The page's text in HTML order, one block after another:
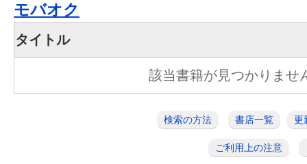
モバオク
タイトル
該当書籍が見つかりませ
検索の方法 書店一覧 更
ご利用上の注意